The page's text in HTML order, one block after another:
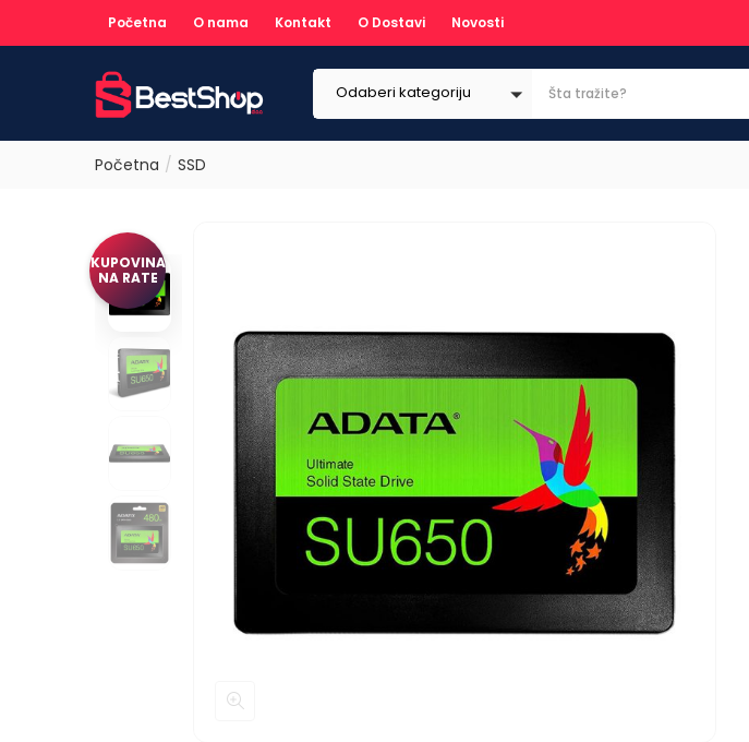
Početna O nama Kontakt O Dostavi Novosti
Odaberi kategoriju
Početna SSD
KUPOVINA
NA RATE